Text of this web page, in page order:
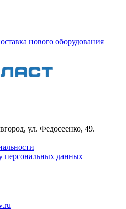
нового оборудования
ул. Федосеенко, 49.
персональных данных